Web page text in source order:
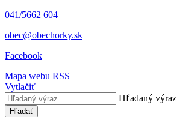
041/5662 604
obec@obechorky.sk
Facebook
Mapa webu RSS
Vytlačiť
Hľadaný výraz
Hľadať